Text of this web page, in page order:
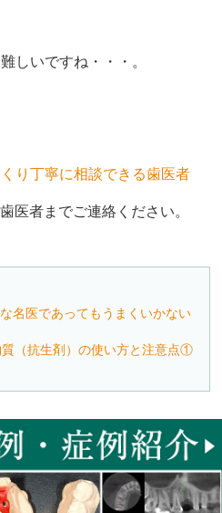
しいですね・・・。
り丁寧に相談できる歯医者
医者までご連絡ください。
名医であってもうまくいかない
（抗生剤）の使い方と注意点①